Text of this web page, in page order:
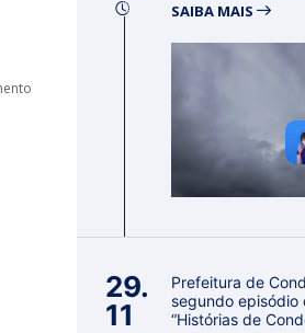
SAIBA MAIS
29.
11
Prefeitura de
segundo episódio
“Histórias de